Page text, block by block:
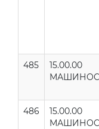
485
15.00.00
486
15.00.00